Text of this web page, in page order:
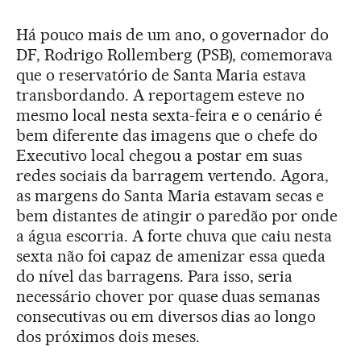
Há pouco mais de um ano, o governador do
DF, Rodrigo Rollemberg (PSB), comemorava
que o reservatório de Santa Maria estava
transbordando. A reportagem esteve no
mesmo local nesta sexta-feira e o cenário é
bem diferente das imagens que o chefe do
Executivo local chegou a postar em suas
redes sociais da barragem vertendo. Agora,
as margens do Santa Maria estavam secas e
bem distantes de atingir o paredão por onde
a água escorria. A forte chuva que caiu nesta
sexta não foi capaz de amenizar essa queda
do nível das barragens. Para isso, seria
necessário chover por quase duas semanas
consecutivas ou em diversos dias ao longo
dos próximos dois meses.